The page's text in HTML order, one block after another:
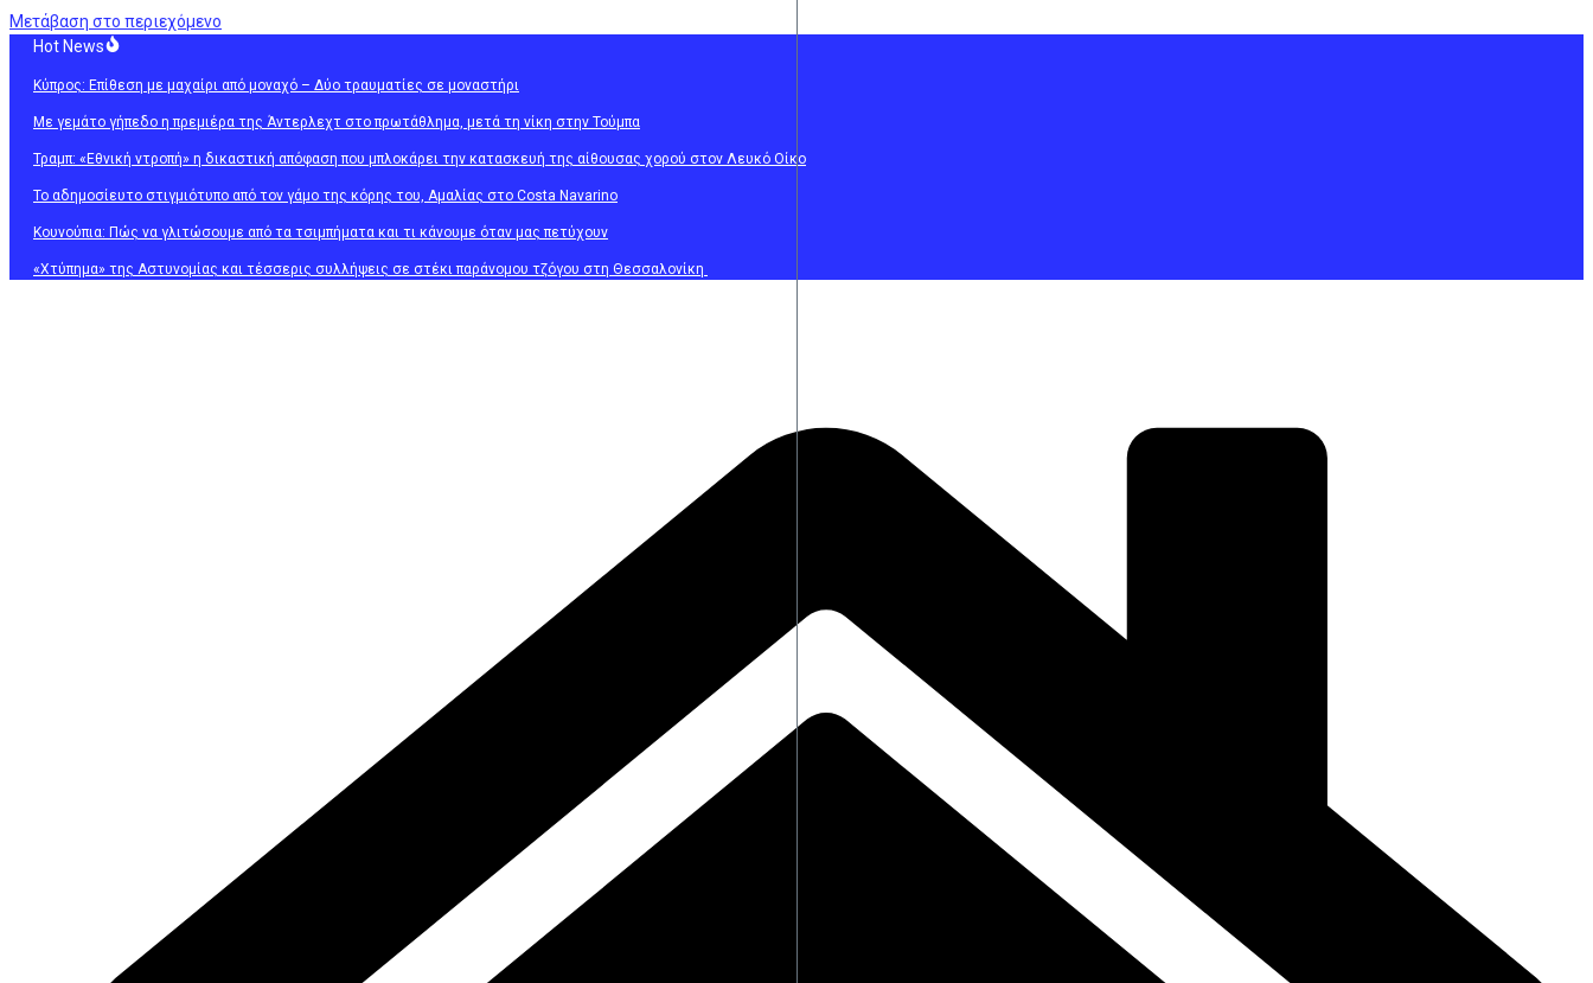
Μετάβαση στο περιεχόμενο
Hot News
Κύπρος: Επίθεση με μαχαίρι από μοναχό – Δύο τραυματίες σε μοναστήρι
Με γεμάτο γήπεδο η πρεμιέρα της Άντερλεχτ στο πρωτάθλημα, μετά τη νίκη στην Τούμπα
Τραμπ: «Εθνική ντροπή» η δικαστική απόφαση που μπλοκάρει την κατασκευή της αίθουσας χορού στον Λευκό Οίκο
Το αδημοσίευτο στιγμιότυπο από τον γάμο της κόρης του, Αμαλίας στo Costa Navarino
Κουνούπια: Πώς να γλιτώσουμε από τα τσιμπήματα και τι κάνουμε όταν μας πετύχουν
«Χτύπημα» της Αστυνομίας και τέσσερις συλλήψεις σε στέκι παράνομου τζόγου στη Θεσσαλονίκη